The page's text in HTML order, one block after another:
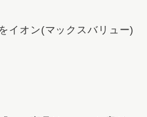
イオン(マックスバリュー)